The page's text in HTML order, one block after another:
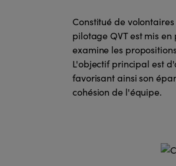
Constitué de
pilotage QVT est mis
examine les
L'objectif principal est
favorisant ainsi son
cohésion de l'équipe.